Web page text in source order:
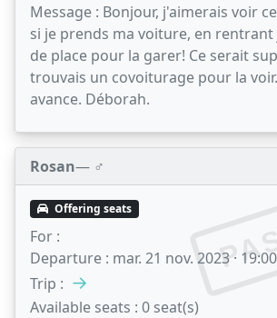
Message : Bonjour, j'aimerais voir
si je prends ma voiture, en
de place pour la garer! Ce serait
trouvais un covoiturage pour la
avance. Déborah.
Rosan— ♂️
Offering seats
For :
Departure : mar. 21 nov. 2023 · 19:00
Trip : →
Available seats : 0 seat(s)